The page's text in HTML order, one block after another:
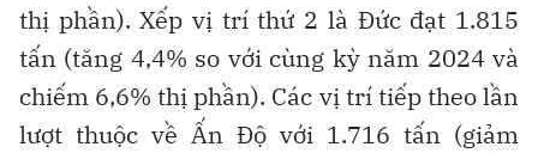
thị phần). Xếp vị trí thứ 2 là Đức đạt 1.815
tấn (tăng 4,4% so với cùng kỳ năm 2024 và
chiếm 6,6% thị phần). Các vị trí tiếp theo lần
lượt thuộc về Ấn Độ với 1.716 tấn (giảm